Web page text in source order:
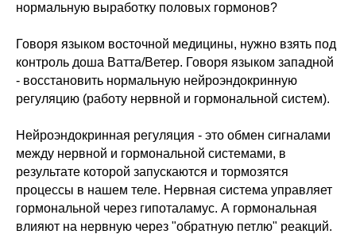
нормальную выработку половых гормонов?
Говоря языком восточной медицины, нужно взять под
контроль доша Ватта/Ветер. Говоря языком западной
- восстановить нормальную нейроэндокринную
регуляцию (работу нервной и гормональной систем).
Нейроэндокринная регуляция - это обмен сигналами
между нервной и гормональной системами, в
результате которой запускаются и тормозятся
процессы в нашем теле. Нервная система управляет
гормональной через гипоталамус. А гормональная
влияют на нервную через "обратную петлю" реакций.